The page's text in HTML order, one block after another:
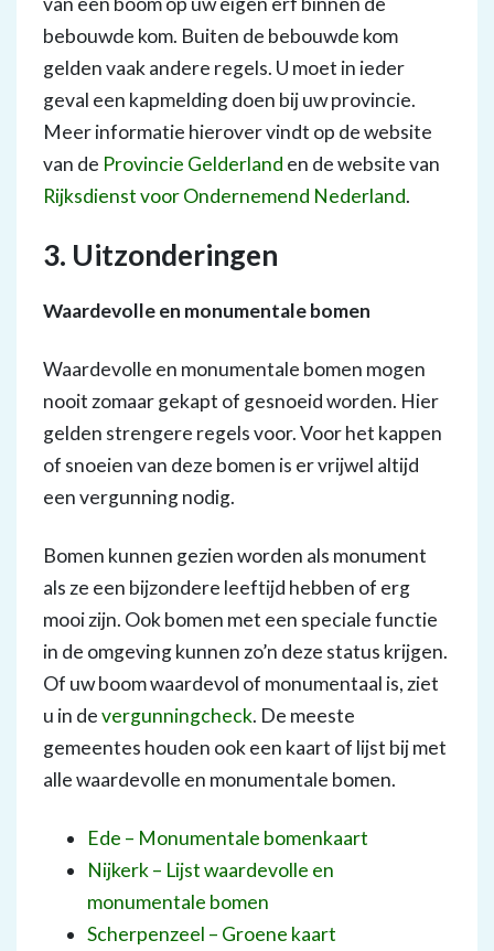
bebouwde kom. Buiten de bebouwde kom
gelden vaak andere regels. U moet in ieder
geval een kapmelding doen bij uw provincie.
Meer informatie hierover vindt op de website
van de Provincie Gelderland en de website van
Rijksdienst voor Ondernemend Nederland.
3. Uitzonderingen
Waardevolle en monumentale bomen
Waardevolle en monumentale bomen mogen
nooit zomaar gekapt of gesnoeid worden. Hier
gelden strengere regels voor. Voor het kappen
of snoeien van deze bomen is er vrijwel altijd
een vergunning nodig.
Bomen kunnen gezien worden als monument
als ze een bijzondere leeftijd hebben of erg
mooi zijn. Ook bomen met een speciale functie
in de omgeving kunnen zo’n deze status krijgen.
Of uw boom waardevol of monumentaal is, ziet
u in devergunningcheck. De meeste
gemeentes houden ook een kaart of lijst bij met
alle waardevolle en monumentale bomen.
Ede – Monumentale bomenkaart
Nijkerk – Lijst waardevolle en
monumentale bomen
Scherpenzeel – Groene kaart